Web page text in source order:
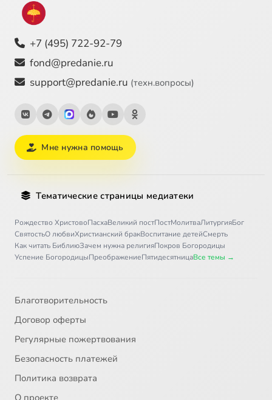
+7 (495) 722-92-79
fond@predanie.ru
support@predanie.ru (техн.вопросы)
Мне нужна помощь
Тематические страницы медиатеки
Рождество ХристовоПасхаВеликий постПостМолитваЛитургияБог
СвятостьО любвиХристианский бракВоспитание детейСмерть
Как читать БиблиюЗачем нужна религияПокров Богородицы
Успение БогородицыПреображениеПятидесятницаВсе темы →
Благотворительность
Договор оферты
Регулярные пожертвования
Безопасность платежей
Политика возврата